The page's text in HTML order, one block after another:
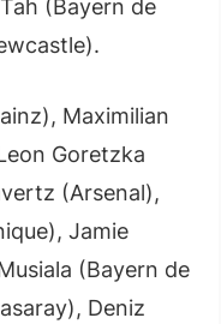
(Bayern de
Maximilian
Goretzka
(Arsenal),
Jamie
(Bayern de
Deniz